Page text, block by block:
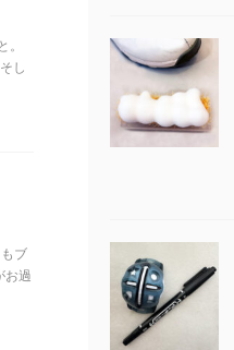
し
ブ
お過